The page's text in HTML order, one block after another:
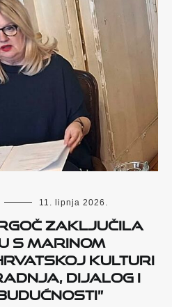
11. lipnja 2026.
zaključila
s Marinom
kulturi
dijalog i